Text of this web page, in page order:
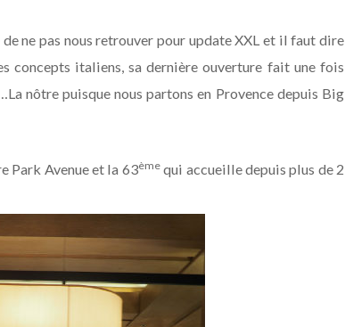
ne pas nous retrouver pour update XXL et il faut dire
concepts italiens, sa dernière ouverture fait une fois
nôtre puisque nous partons en Provence depuis Big
Park Avenue et la 63èmequi accueille depuis plus de 2